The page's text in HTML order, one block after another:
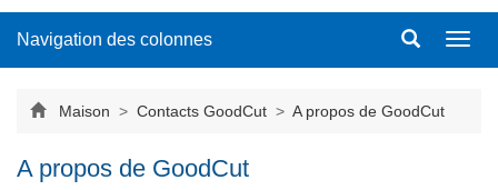
Navigation des colonnes
Maison > Contacts GoodCut > A propos de GoodCut
A propos de GoodCut